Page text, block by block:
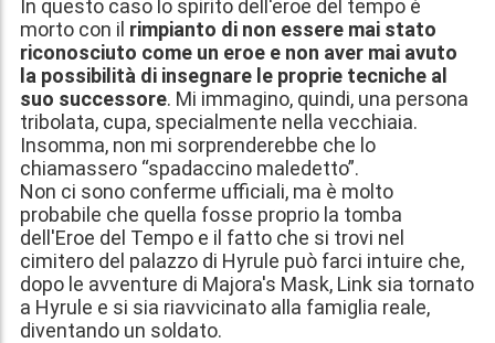
In questo caso lo spirito dell'eroe del tempo è
morto con il rimpianto di non essere mai stato
riconosciuto come un eroe e non aver mai avuto
la possibilità di insegnare le proprie tecniche al
suo successore. Mi immagino, quindi, una persona
tribolata, cupa, specialmente nella vecchiaia.
Insomma, non mi sorprenderebbe che lo
chiamassero “spadaccino maledetto”.
Non ci sono conferme ufficiali, ma è molto
probabile che quella fosse proprio la tomba
dell'Eroe del Tempo e il fatto che si trovi nel
cimitero del palazzo di Hyrule può farci intuire che,
dopo le avventure di Majora's Mask, Link sia tornato
a Hyrule e si sia riavvicinato alla famiglia reale,
diventando un soldato.